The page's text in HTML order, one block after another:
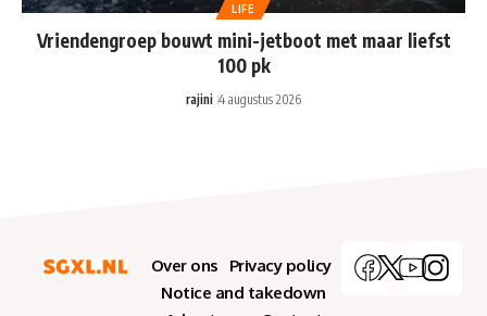
LIFE
Vriendengroep bouwt mini-jetboot met maar liefst
100 pk
rajini 4 augustus 2026
Over ons
Privacy policy
Notice and takedown